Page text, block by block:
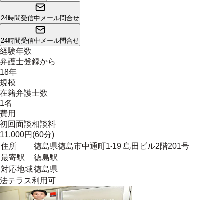
24時間受信中 メール問合せ
24時間受信中 メール問合せ
経験年数
弁護士登録から
18年
規模
在籍弁護士数
1名
費用
初回面談相談料
11,000円(60分)
住所
徳島県徳島市中通町1-19 島田ビル2階201号
最寄駅
徳島駅
対応地域徳島県
法テラス利用可